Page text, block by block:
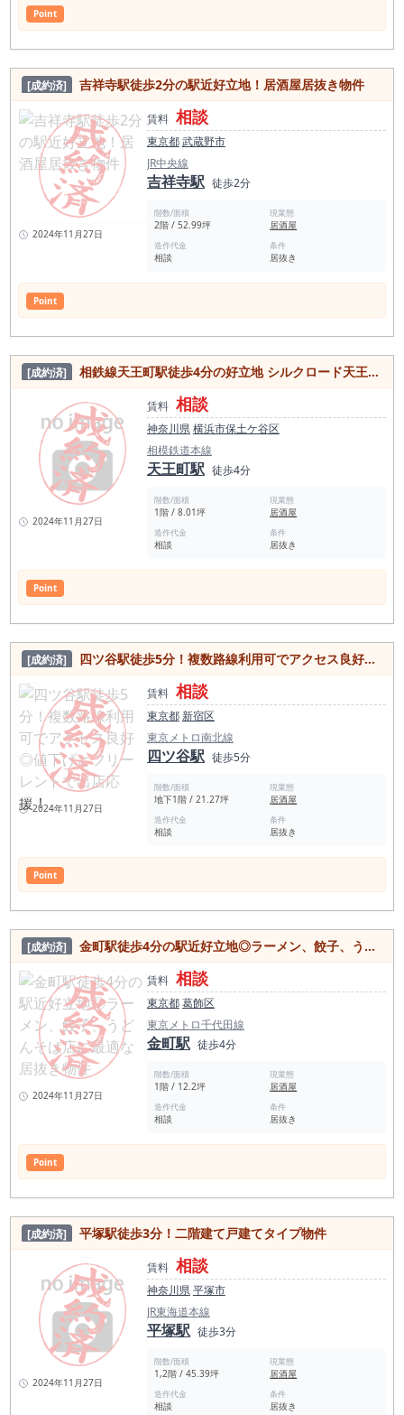
Point
[成約済] 吉祥寺駅徒歩2分の駅近好立地！居酒屋居抜き物件
2024年11月27日
賃料 相談
東京都武蔵野市
JR中央線
吉祥寺駅 徒歩2分
階数/面積
2階 / 52.99坪
現業態
居酒屋
造作代金
相談
条件
居抜き
Point
[成約済] 相鉄線天王町駅徒歩4分の好立地 シルクロード天王町商店街沿いの新築マンション物件
2024年11月27日
賃料 相談
神奈川県横浜市保土ケ谷区
相模鉄道本線
天王町駅 徒歩4分
階数/面積
1階 / 8.01坪
現業態
居酒屋
造作代金
相談
条件
居抜き
Point
[成約済] 四ツ谷駅徒歩5分！複数路線利用可でアクセス良好◎値下げとフリーレントで出店応援！
2024年11月27日
賃料 相談
東京都 新宿区
東京メトロ南北線
四ツ谷駅 徒歩5分
階数/面積
地下1階 / 21.27坪
現業態
居酒屋
造作代金
相談
条件
居抜き
Point
[成約済] 金町駅徒歩4分の駅近好立地◎ラーメン、餃子、うどんそば店に最適な居抜き物件
2024年11月27日
賃料 相談
東京都葛飾区
東京メトロ千代田線
金町駅 徒歩4分
階数/面積
1階 / 12.2坪
現業態
居酒屋
造作代金
相談
条件
居抜き
Point
[成約済] 平塚駅徒歩3分！二階建て戸建てタイプ物件
2024年11月27日
賃料 相談
神奈川県平塚市
JR東海道本線
平塚駅 徒歩3分
階数/面積
1,2階 / 45.39坪
現業態
居酒屋
造作代金
相談
条件
居抜き